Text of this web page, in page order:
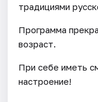
традициями
Программа
возраст.
При себе иметь
настроение!